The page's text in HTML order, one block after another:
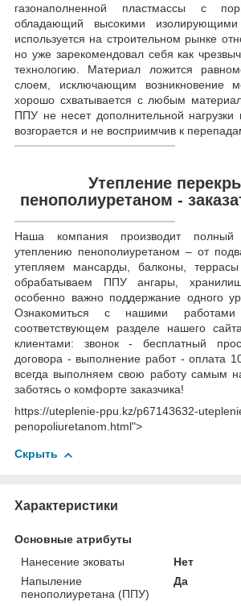
газонаполненной пластмассы с
обладающий высокими
используется на строительном рынке
но уже зарекомендовал себя как
технологию. Материал ложится
слоем, исключающим возникновение
хорошо схватывается с любым
ППУ не несет дополнительной нагрузки
возгорается и не восприимчив к
Утепление
пенополиуретаном -
Наша компания производит
утеплению пенополиуретаном – от
утепляем мансарды, балконы,
обрабатываем ППУ ангары,
особенно важно поддержание одного
Ознакомиться с нашими
соответствующем разделе нашего
клиентами: звонок - бесплатный
договора - выполнение работ - оплата
всегда выполняем свою работу самым
заботясь о комфорте заказчика!
https://uteplenie-ppu.kz/p67143632-
penopoliuretanom.html">
Скрыть
Характеристики
Основные атрибуты
Нанесение эковаты
Нет
Напыление
пенополиуретана (ППУ)
Да